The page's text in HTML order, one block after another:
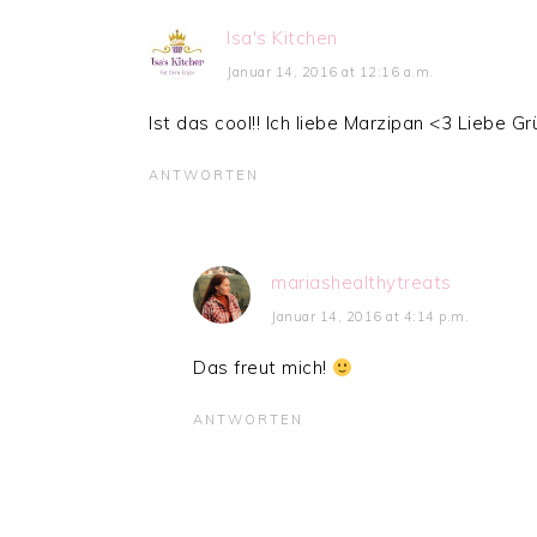
Isa's Kitchen
Januar 14, 2016 at 12:16 a.m.
Ist das cool!! Ich liebe Marzipan <3 Liebe
ANTWORTEN
mariashealthytreats
Januar 14, 2016 at 4:14 p.m.
Das freut mich!
ANTWORTEN